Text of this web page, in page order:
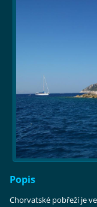
Popis
Chorvatské pobřeží je